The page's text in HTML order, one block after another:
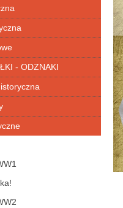
- ODZNAKI